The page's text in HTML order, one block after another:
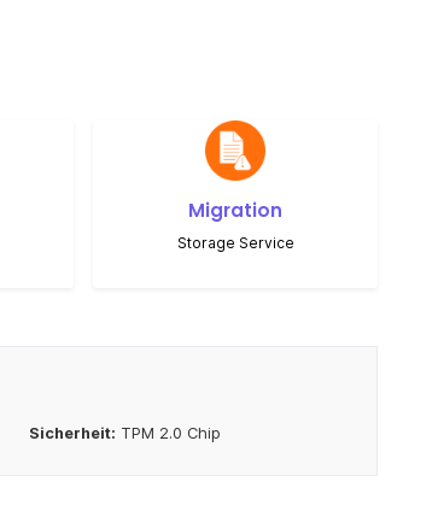
Migration
Storage Service
Sicherheit: TPM 2.0 Chip